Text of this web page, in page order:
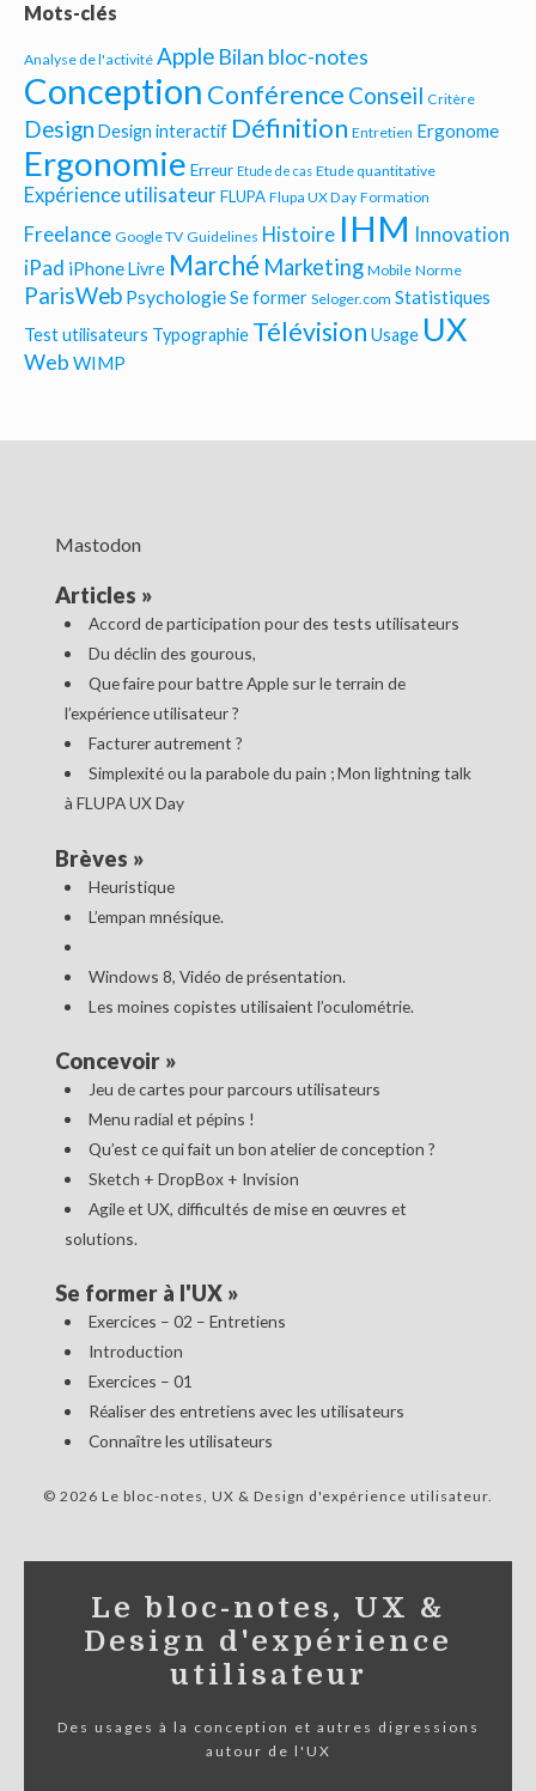
Mots-clés
Analyse de l'activité Apple Bilan bloc-notes
Conception Conférence Conseil Critère
Design Design interactif Définition Entretien Ergonome
Ergonomie Erreur Etude de cas Etude quantitative
Expérience utilisateur FLUPA Flupa UX Day Formation
Freelance Google TV Guidelines Histoire IHM Innovation
iPad iPhoneLivre Marché Marketing Mobile Norme
ParisWeb PsychologieSe former Seloger.com Statistiques
Test utilisateurs Typographie Télévision Usage UX
Web WIMP
Mastodon
Articles »
Accord de participation pour des tests utilisateurs
Du déclin des gourous,
Que faire pour battre Apple sur le terrain de
l’expérience utilisateur ?
Facturer autrement ?
Simplexité ou la parabole du pain ; Mon lightning talk
à FLUPA UX Day
Brèves »
Heuristique
L’empan mnésique.
Windows 8, Vidéo de présentation.
Les moines copistes utilisaient l’oculométrie.
Concevoir»
Jeu de cartes pour parcours utilisateurs
Menu radial et pépins !
Qu’est ce qui fait un bon atelier de conception ?
Sketch + DropBox + Invision
Agile et UX, difficultés de mise en œuvres et
solutions.
Se former à l'UX»
Exercices – 02 – Entretiens
Introduction
Exercices – 01
Réaliser des entretiens avec les utilisateurs
Connaître les utilisateurs
© 2026 Le bloc-notes, UX & Design d'expérience utilisateur
Le bloc-notes, UX &
Design d'expérience
utilisateur
Des usages à la conception et autres digressions
autour de l'UX